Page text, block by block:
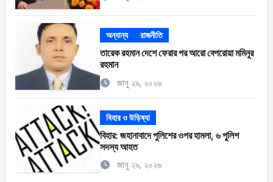
অন্যান্য রাজনীতি
তারেক রহমান দেশে ফেরার পর আরো বেপরোয়া মমিনুর
রহমান
জানু ২৯, ২০২৬
বিহার ও উড়িষ্যা
বিহার: জহানাবাদে পুলিশের ওপর হামলা, ৬ পুলিশ
সদস্য আহত
জানু ২৯, ২০২৬